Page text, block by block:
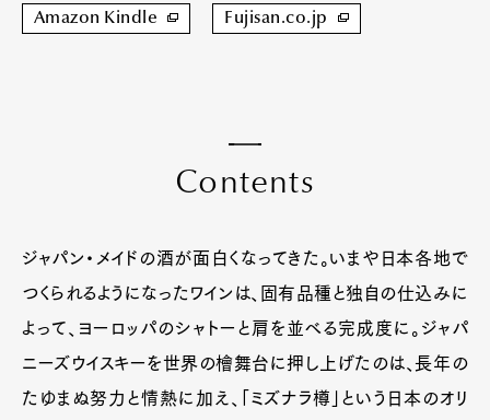
Amazon Kindle Fujisan.co.jp
Contents
ジャパン・メイドの酒が面白くなってきた。いまや日本各地で
つくられるようになったワインは、固有品種と独自の仕込みに
よって、ヨーロッパのシャトーと肩を並べる完成度に。ジャパ
ニーズウイスキーを世界の檜舞台に押し上げたのは、長年の
たゆまぬ努力と情熱に加え、「ミズナラ樽」という日本のオリ